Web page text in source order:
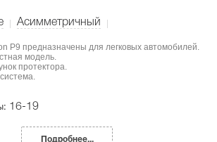
Асимметричный
P9 предназначены для легковых автомобилей.
модель.
протектора.
16-19
Подробнее...